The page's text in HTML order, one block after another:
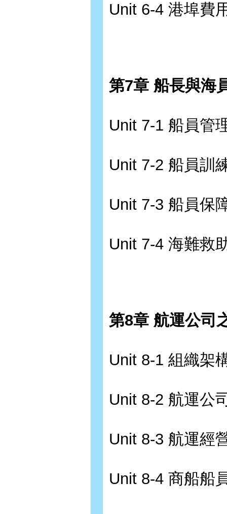
Unit 6-4 港埠費
第7章 船長與海
Unit 7-1 船員管
Unit 7-2 船員訓
Unit 7-3 船員保
Unit 7-4 海難救
第8章 航運公司
Unit 8-1 組織架
Unit 8-2 航運公
Unit 8-3 航運經
Unit 8-4 商船船